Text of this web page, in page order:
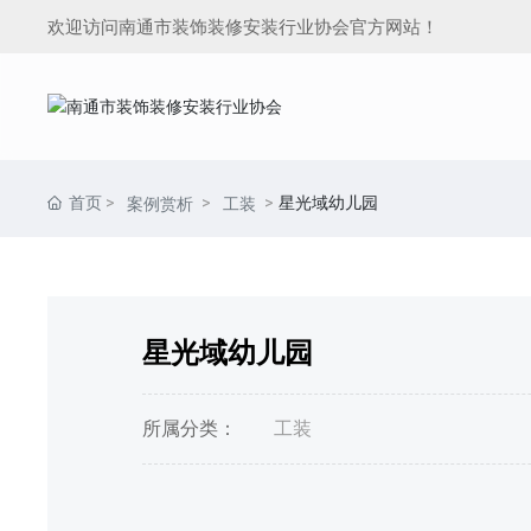
欢迎访问南通市装饰装修安装行业协会官方网站！
首页 案例赏析 工装 星光域幼儿园
星光域幼儿园
所属分类： 工装